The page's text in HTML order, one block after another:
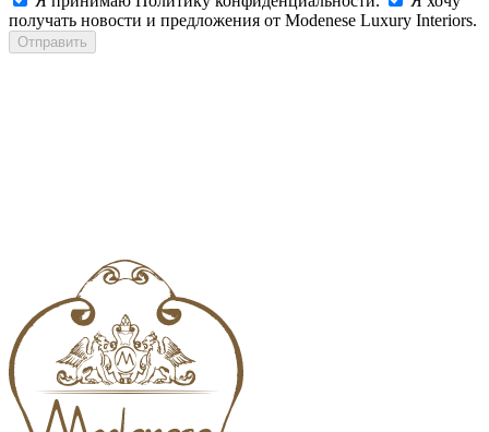
получать новости и предложения от Modenese Luxury Interiors.
Отправить